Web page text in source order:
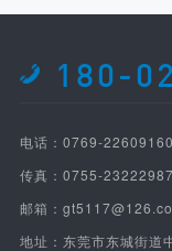
180-
电话：0769-22609160
传真：0755-23222987
邮箱：
地址：东莞市东城街道